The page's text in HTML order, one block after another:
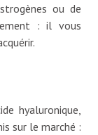
ou de
: il vous
hyaluronique,
sur le marché :